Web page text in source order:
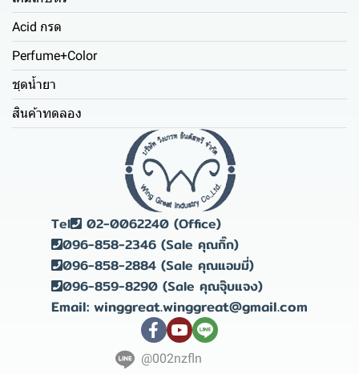
Acid กรด
Perfume+Color
ชุดน้ำยา
สินค้าทดลอง
Tel
02-0062240 (Office)
096-858-2346 (Sale คุณกิ๊ก)
096-858-2884 (Sale คุณแอมมี่)
096-859-8290 (Sale คุณจุ๊บแจง)
Email: winggreat.winggreat@gmail.com
@002nzfln